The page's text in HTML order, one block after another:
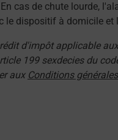
cas de chute lourde,
le dispositif à domicile et
d'impôt applicable
199 sexdecies du
aux Conditions